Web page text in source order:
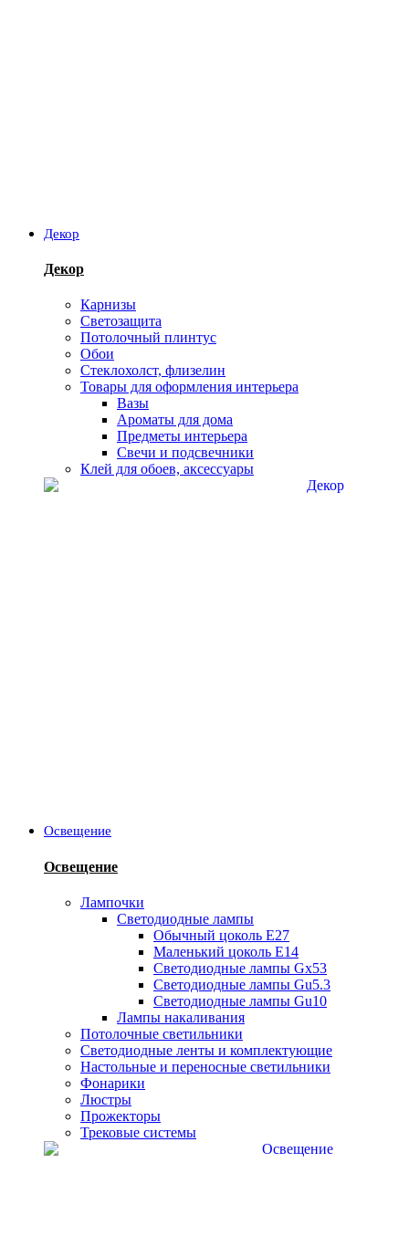
Декор
Декор
Карнизы
Светозащита
Потолочный плинтус
Обои
Стеклохолст, флизелин
Товары для оформления интерьера
Вазы
Ароматы для дома
Предметы интерьера
Свечи и подсвечники
Клей для обоев, аксессуары
Освещение
Освещение
Лампочки
Светодиодные лампы
Обычный цоколь Е27
Маленький цоколь Е14
Светодиодные лампы Gx53
Светодиодные лампы Gu5.3
Светодиодные лампы Gu10
Лампы накаливания
Потолочные светильники
Светодиодные ленты и комплектующие
Настольные и переносные светильники
Фонарики
Люстры
Прожекторы
Трековые системы